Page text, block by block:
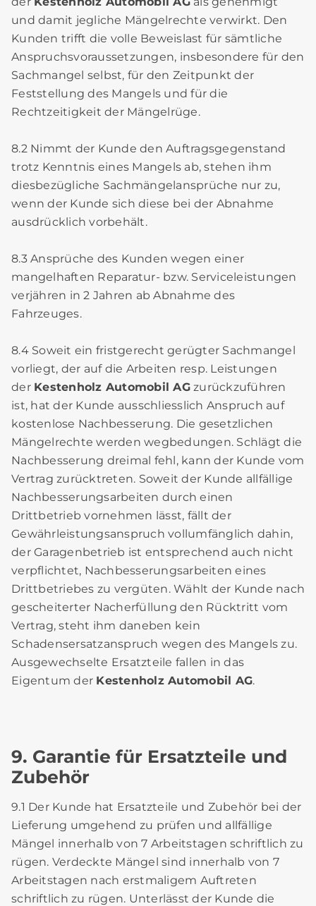
und damit jegliche Mängelrechte verwirkt. Den
Kunden trifft die volle Beweislast für sämtliche
Anspruchsvoraussetzungen, insbesondere für den
Sachmangel selbst, für den Zeitpunkt der
Feststellung des Mangels und für die
Rechtzeitigkeit der Mängelrüge.
8.2 Nimmt der Kunde den Auftragsgegenstand
trotz Kenntnis eines Mangels ab, stehen ihm
diesbezügliche Sachmängelansprüche nur zu,
wenn der Kunde sich diese bei der Abnahme
ausdrücklich vorbehält.
8.3 Ansprüche des Kunden wegen einer
mangelhaften Reparatur- bzw. Serviceleistungen
verjähren in 2 Jahren ab Abnahme des
Fahrzeuges.
8.4 Soweit ein fristgerecht gerügter Sachmangel
vorliegt, der auf die Arbeiten resp. Leistungen
der Kestenholz Automobil AGzurückzuführen
ist, hat der Kunde ausschliesslich Anspruch auf
kostenlose Nachbesserung. Die gesetzlichen
Mängelrechte werden wegbedungen. Schlägt die
Nachbesserung dreimal fehl, kann der Kunde vom
Vertrag zurücktreten. Soweit der Kunde allfällige
Nachbesserungsarbeiten durch einen
Drittbetrieb vornehmen lässt, fällt der
Gewährleistungsanspruch vollumfänglich dahin,
der Garagenbetrieb ist entsprechend auch nicht
verpflichtet, Nachbesserungsarbeiten eines
Drittbetriebes zu vergüten. Wählt der Kunde nach
gescheiterter Nacherfüllung den Rücktritt vom
Vertrag, steht ihm daneben kein
Schadensersatzanspruch wegen des Mangels zu.
Ausgewechselte Ersatzteile fallen in das
Eigentum der Kestenholz Automobil AG.
9. Garantie für Ersatzteile und
Zubehör
9.1 Der Kunde hat Ersatzteile und Zubehör bei der
Lieferung umgehend zu prüfen und allfällige
Mängel innerhalb von 7 Arbeitstagen schriftlich zu
rügen. Verdeckte Mängel sind innerhalb von 7
Arbeitstagen nach erstmaligem Auftreten
schriftlich zu rügen. Unterlässt der Kunde die